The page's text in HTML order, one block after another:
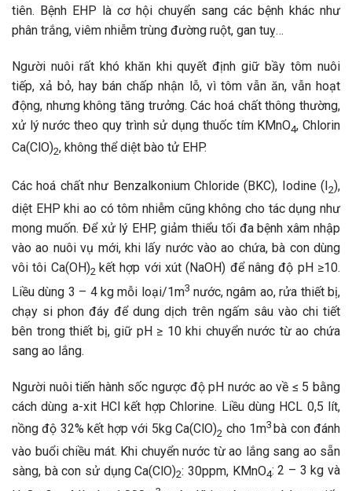
tiên. Bệnh EHP là cơ hội chuyển sang các bệnh khác như
phân trắng, viêm nhiễm trùng đường ruột, gan tuỵ…
Người nuôi rất khó khăn khi quyết định giữ bầy tôm nuôi
tiếp, xả bỏ, hay bán chấp nhận lỗ, vì tôm vẫn ăn, vẫn hoạt
động, nhưng không tăng trưởng. Các hoá chất thông thường,
xử lý nước theo quy trình sử dụng thuốc tím KMnO4, Chlorin
Ca(ClO)2, không thể diệt bào tử EHP.
Các hoá chất như Benzalkonium Chloride (BKC), Iodine (I 2),
diệt EHP khi ao có tôm nhiễm cũng không cho tác dụng như
mong muốn. Để xử lý EHP, giảm thiểu tối đa bệnh xâm nhập
vào ao nuôi vụ mới, khi lấy nước vào ao chứa, bà con dùng
vôi tôi Ca(OH)2kết hợp với xút (NaOH) để nâng độ pH ≥10.
Liều dùng 3 – 4 kg mỗi loại/1m3 nước, ngâm ao, rửa thiết bị,
chạy si phon đáy để dung dịch trên ngấm sâu vào chi tiết
bên trong thiết bị, giữ pH ≥ 10 khi chuyển nước từ ao chứa
sang ao lắng.
Người nuôi tiến hành sốc ngược độ pH nước ao về ≤ 5 bằng
cách dùng a-xit HCl kết hợp Chlorine. Liều dùng HCL 0,5 lít,
nồng độ 32% kết hợp với 5kg Ca(ClO)2 cho 1m3 bà con đánh
vào buổi chiều mát. Khi chuyển nước từ ao lắng sang ao sẵn
sàng, bà con sử dụng Ca(ClO)2: 30ppm, KMnO4: 2 – 3 kg và